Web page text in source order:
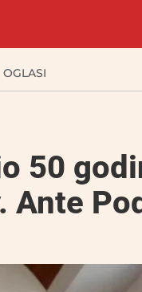
OGLASI
50
Ante